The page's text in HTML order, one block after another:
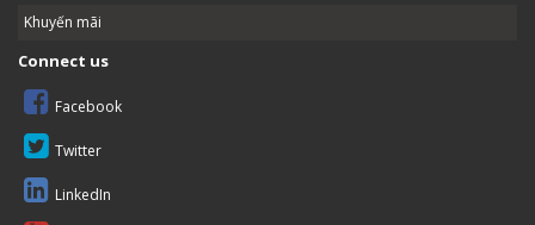
Khuyến mãi
Connect us
Facebook
Twitter
LinkedIn